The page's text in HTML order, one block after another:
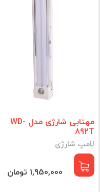
مهتابی شارژی مدل WD-
892T
لامپ شارژی
1,950,000 تومان